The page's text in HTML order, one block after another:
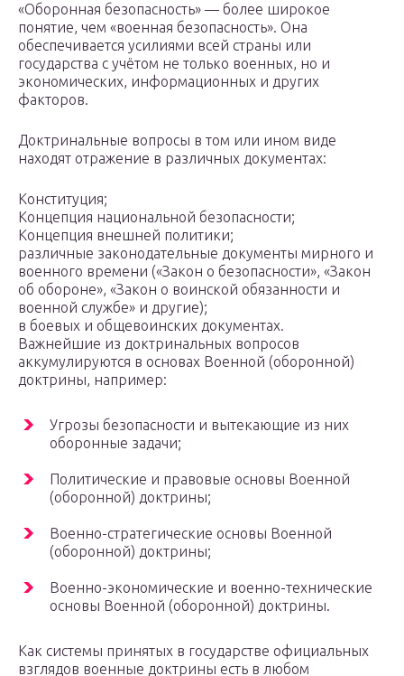
«Оборонная безопасность» — более широкое
понятие, чем «военная безопасность». Она
обеспечивается усилиями всей страны или
государства с учётом не только военных, но и
экономических, информационных и других
факторов.
Доктринальные вопросы в том или ином виде
находят отражение в различных документах:
Конституция;
Концепция национальной безопасности;
Концепция внешней политики;
различные законодательные документы мирного и
военного времени («Закон о безопасности», «Закон
об обороне», «Закон о воинской обязанности и
военной службе» и другие);
в боевых и общевоинских документах.
Важнейшие из доктринальных вопросов
аккумулируются в основах Военной (оборонной)
доктрины, например:
Угрозы безопасности и вытекающие из них
оборонные задачи;
Политические и правовые основы Военной
(оборонной) доктрины;
Военно-стратегические основы Военной
(оборонной) доктрины;
Военно-экономические и военно-технические
основы Военной (оборонной) доктрины.
Как системы принятых в государстве официальных
взглядов военные доктрины есть в любом